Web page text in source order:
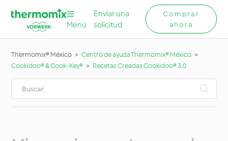
Menú
Enviar una
solicitud
Comprar
ahora
Thermomix® México
Centro de ayuda Thermomix® México
Cookidoo® & Cook-Key®
Recetas Creadas Cookidoo® 3.0